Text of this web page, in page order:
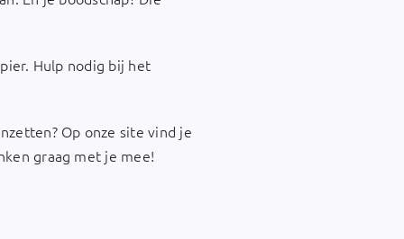
Hulp nodig bij het
Op onze site vind je
graag met je mee!